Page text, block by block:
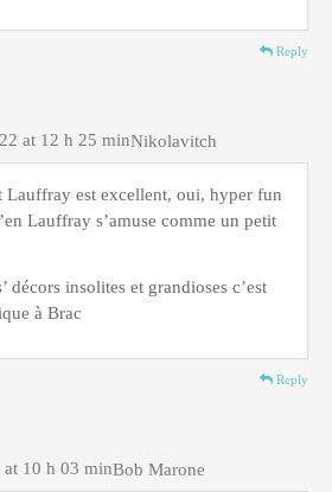
Reply
Nikolavitch
at 12 h 25 min
Lauffray est excellent, oui, hyper fun
Lauffray s’amuse comme un petit
décors insolites et grandioses c’est
à Brac
Reply
Bob Marone
10 h 03 min